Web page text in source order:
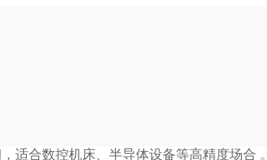
适合数控机床、半导体设备等高精度场合 。